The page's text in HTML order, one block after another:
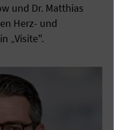
und Dr. Matthias
Herz- und
„Visite".